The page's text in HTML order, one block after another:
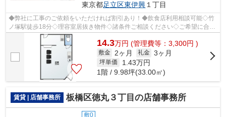
東京都足立区東伊興１丁目
◆弊社に工事のご依頼をいただければ割引あり！◆飲食店利用相談可能◇竹
ノ塚駅徒歩18分◇理容室居抜き物件◇諸条件ご相談ください◇ご希望に合わ
せて物件のご提案が可能です◇お気軽にお問い...
14.3万円 (管理費等：3,300円 )
敷金 2ヶ月 礼金 3ヶ月
坪単価 1.43万円
1階 / 9.98坪(33.00㎡)
賃貸 | 店舗事務所 板橋区徳丸３丁目の店舗事務所
敷0